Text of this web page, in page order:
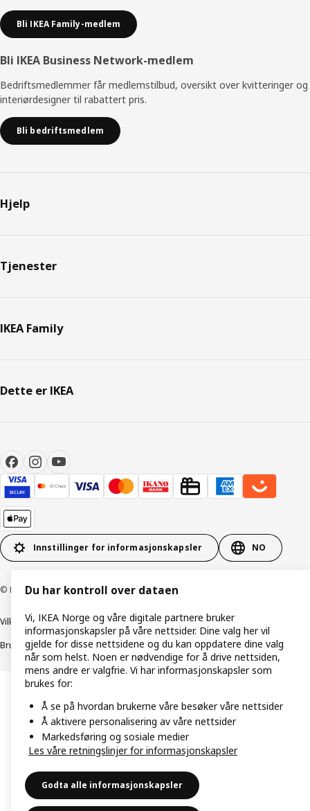
Bli IKEA Family-medlem
Bli IKEA Business Network-medlem
Bedriftsmedlemmer får medlemstilbud, oversikt over kvitteringer og
interiørdesigner til rabattert pris.
Bli bedriftsmedlem
Hjelp
Tjenester
IKEA Family
Dette er IKEA
Innstillinger for informasjonskapsler NO
© Inter IKEA Systems B.V. 1999–2026
Vilkår og betingelserRetningslinjer for personvern
Bruk av informasjonskapsler (Cookies)Retningslinjer for ansvarlig avsløring
Du har kontroll over dataen
Vi, IKEA Norge og våre digitale partnere bruker
informasjonskapsler på våre nettsider. Dine valg her vil
gjelde for disse nettsidene og du kan oppdatere dine valg
når som helst. Noen er nødvendige for å drive nettsiden,
mens andre er valgfrie. Vi har informasjonskapsler som
brukes for:
Å se på hvordan brukerne våre besøker våre nettsider
Å aktivere personalisering av våre nettsider
Markedsføring og sosiale medier
Les våre retningslinjer for informasjonskapsler
Godta alle informasjonskapsler